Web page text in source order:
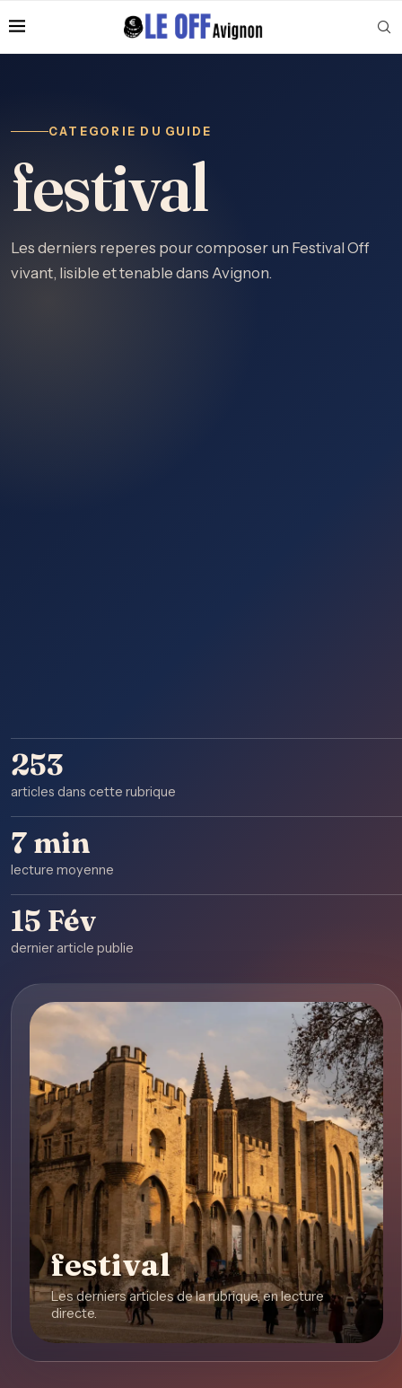
CATEGORIE DU GUIDE
festival
Les derniers reperes pour composer un Festival Off
vivant, lisible et tenable dans Avignon.
253
articles dans cette rubrique
7 min
lecture moyenne
15 Fév
dernier article publie
festival
Les derniers articles de la rubrique, en lecture
directe.